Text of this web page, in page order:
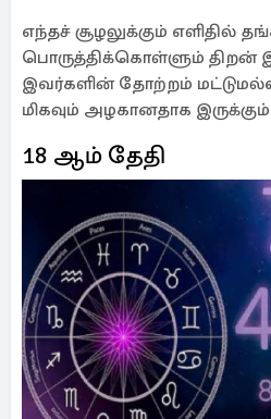
எந்தச் சூழலுக்கும் எளிதில்
பொருத்திக்கொள்ளும் திறன்
இவர்களின் தோற்றம்
மிகவும் அழகானதாக
18 ஆம் தேதி